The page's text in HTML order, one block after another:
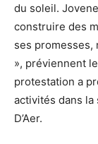
du soleil.
construire des
ses
», préviennent
protestation a
activités dans la
D’Aer.